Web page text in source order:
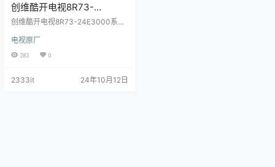
创维酷开电视8R73-
24E3000系列主程序原厂程
创维酷开电视8R73-24E3000系列
电视原厂
283 0
2333it 24年10月12日